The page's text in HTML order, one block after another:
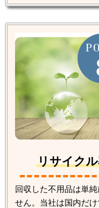
リサイク
回収した不用品は単
せん。当社は国内だ